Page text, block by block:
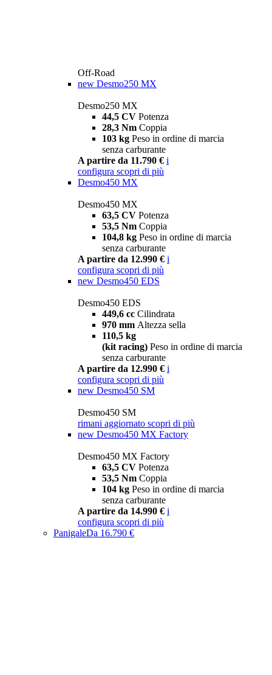
Off-Road
new Desmo250 MX
Desmo250 MX
44,5 CV Potenza
28,3 Nm Coppia
103 kg Peso in ordine di marcia
senza carburante
A partire da 11.790 € i
configura scopri di più
Desmo450 MX
Desmo450 MX
63,5 CV Potenza
53,5 Nm Coppia
104,8 kg Peso in ordine di marcia
senza carburante
A partire da 12.990 € i
configura scopri di più
new Desmo450 EDS
Desmo450 EDS
449,6 cc Cilindrata
970 mm Altezza sella
110,5 kg
(kit racing) Peso in ordine di marcia
senza carburante
A partire da 12.990 € i
configura scopri di più
new Desmo450 SM
Desmo450 SM
rimani aggiornato scopri di più
new Desmo450 MX Factory
Desmo450 MX Factory
63,5 CV Potenza
53,5 Nm Coppia
104 kg Peso in ordine di marcia
senza carburante
A partire da 14.990 € i
configura scopri di più
PanigaleDa 16.790 €